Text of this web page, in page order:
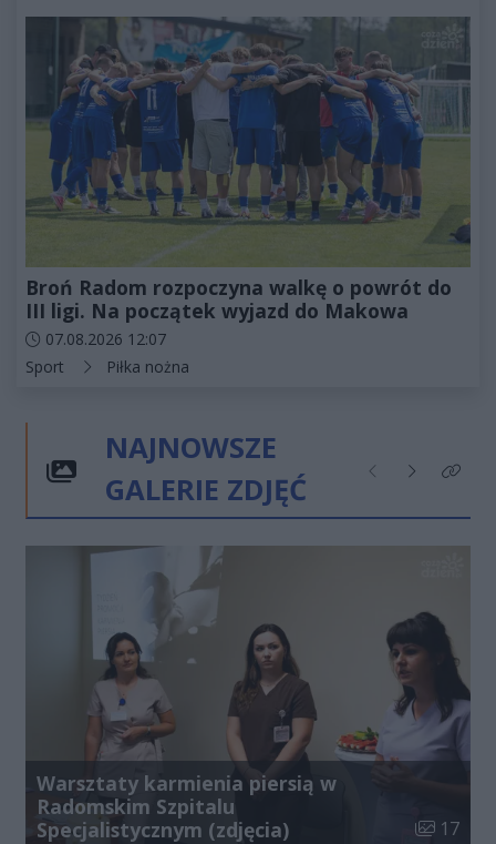
Broń Radom rozpoczyna walkę o powrót do
III ligi. Na początek wyjazd do Makowa
Data dodania artykułu:
07.08.2026 12:07
Kategorie artykułu:
Sport Piłka nożna
NAJNOWSZE
GALERIE ZDJĘĆ
Poprzednie
NastępneKliknij
Warsztaty karmienia piersią w
Radomskim Szpitalu
Specjalistycznym (zdjęcia)
Liczba
17